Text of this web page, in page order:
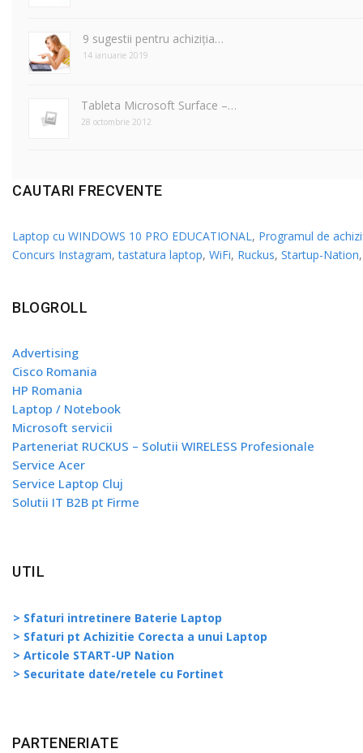
9 sugestii pentru achiziția…
14 ianuarie 2019
Tableta Microsoft Surface –…
28 octombrie 2012
CAUTARI FRECVENTE
Laptop cu WINDOWS 10 PRO EDUCATIONAL, Programul de
Concurs Instagram,tastatura laptop, WiFi, Ruckus, Startup-Nation
BLOGROLL
Advertising
Cisco Romania
HP Romania
Laptop / Notebook
Microsoft servicii
Parteneriat RUCKUS – Solutii WIRELESS Profesionale
Service Acer
Service Laptop Cluj
Solutii IT B2B pt Firme
UTIL
> Sfaturi intretinere Baterie Laptop
> Sfaturi pt Achizitie Corecta a unui Laptop
> Articole START-UP Nation
> Securitate date/retele cu Fortinet
PARTENERIATE